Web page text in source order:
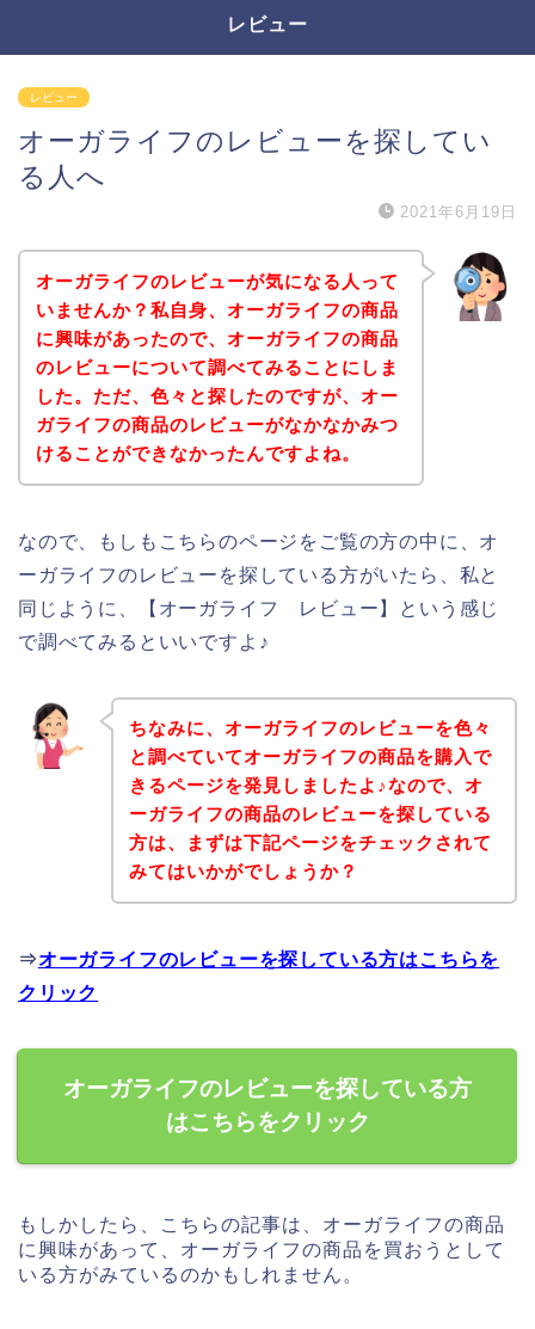
レビュー
レビュー
オーガライフのレビューを探してい
る人へ
2021年6月19日
オーガライフのレビューが気になる人って
いませんか？私自身、オーガライフの商品
に興味があったので、オーガライフの商品
のレビューについて調べてみることにしま
した。ただ、色々と探したのですが、オー
ガライフの商品のレビューがなかなかみつ
けることができなかったんですよね。
なので、もしもこちらのページをご覧の方の中に、オ
ーガライフのレビューを探している方がいたら、私と
同じように、【オーガライフ レビュー】という感じ
で調べてみるといいですよ♪
ちなみに、オーガライフのレビューを色々
と調べていてオーガライフの商品を購入で
きるページを発見しましたよ♪なので、オ
ーガライフの商品のレビューを探している
方は、まずは下記ページをチェックされて
みてはいかがでしょうか？
⇒オーガライフのレビューを探している方はこちらを
クリック
オーガライフのレビューを探している方
はこちらをクリック
もしかしたら、こちらの記事は、オーガライフの商品
に興味があって、オーガライフの商品を買おうとして
いる方がみているのかもしれません。